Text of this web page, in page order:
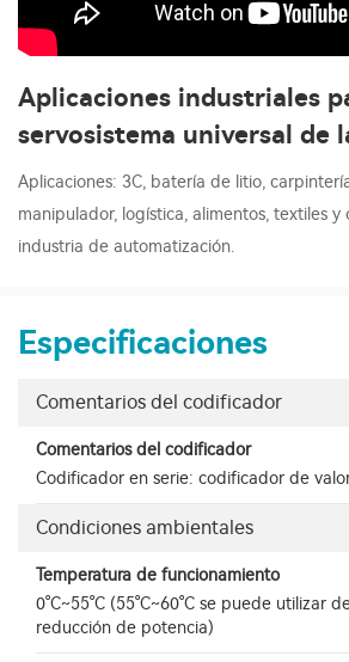
Aplicaciones industriales
servosistema universal de
Aplicaciones: 3C, batería de litio,
manipulador, logística, alimentos, textiles y
industria de automatización.
Especificaciones
Comentarios del codificador
Comentarios del codificador
Codificador en serie: codificador de
Condiciones ambientales
Temperatura de funcionamiento
0°C~55°C (55°C~60°C se puede utilizar
reducción de potencia)